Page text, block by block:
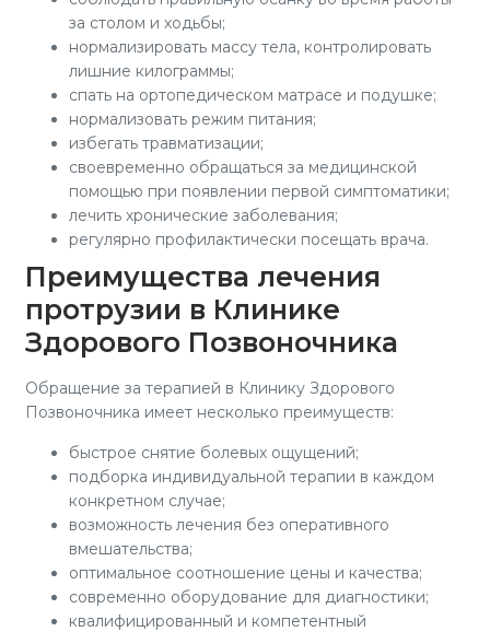
за столом и ходьбы;
нормализировать массу тела, контролировать
лишние килограммы;
спать на ортопедическом матрасе и подушке;
нормализовать режим питания;
избегать травматизации;
своевременно обращаться за медицинской
помощью при появлении первой симптоматики;
лечить хронические заболевания;
регулярно профилактически посещать врача.
Преимущества лечения
протрузии в Клинике
Здорового Позвоночника
Обращение за терапией в Клинику Здорового
Позвоночника имеет несколько преимуществ:
быстрое снятие болевых ощущений;
подборка индивидуальной терапии в каждом
конкретном случае;
возможность лечения без оперативного
вмешательства;
оптимальное соотношение цены и качества;
современно оборудование для диагностики;
квалифицированный и компетентный